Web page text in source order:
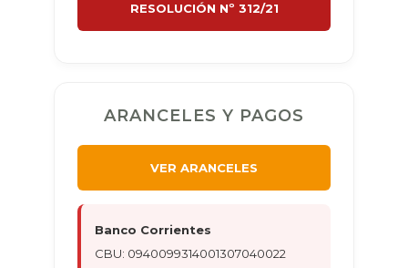
RESOLUCIÓN Nº 312/21
ARANCELES Y PAGOS
VER ARANCELES
Banco Corrientes
CBU: 0940099314001307040022